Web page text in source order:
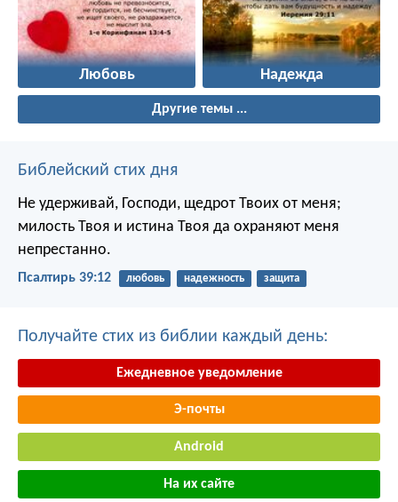
Любовь Надежда
Другие темы ...
Библейский стих дня
Не удерживай, Господи, щедрот Твоих от меня;
милость Твоя и истина Твоя да охраняют меня
непрестанно.
Псалтирь 39:12 любовь надежность защита
Получайте стих из библии каждый день:
Ежедневное уведомление
Э-почты
Android
На их сайте